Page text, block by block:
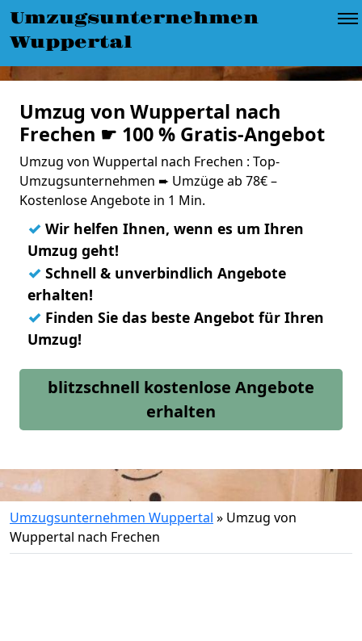
Umzugsunternehmen
Wuppertal
Umzug von Wuppertal nach
Frechen ☛ 100 % Gratis-Angebot
Umzug von Wuppertal nach Frechen : Top-
Umzugsunternehmen ➨ Umzüge ab 78€ –
Kostenlose Angebote in 1 Min.
✓ Wir helfen Ihnen, wenn es um Ihren
Umzug geht!
✓ Schnell & unverbindlich Angebote
erhalten!
✓ Finden Sie das beste Angebot für Ihren
Umzug!
blitzschnell kostenlose Angebote
erhalten
Umzugsunternehmen Wuppertal » Umzug von
Wuppertal nach Frechen